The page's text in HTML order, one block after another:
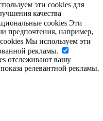
эти cookies для
качества
cookies Эти
предпочтения, например,
Мы используем эти
рекламы.
отслеживают вашу
релевантной рекламы.